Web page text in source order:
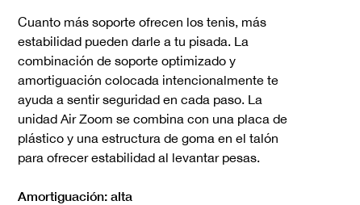
Cuanto más soporte ofrecen los tenis, más
estabilidad pueden darle a tu pisada. La
combinación de soporte optimizado y
amortiguación colocada intencionalmente te
ayuda a sentir seguridad en cada paso. La
unidad Air Zoom se combina con una placa de
plástico y una estructura de goma en el talón
para ofrecer estabilidad al levantar pesas.
Amortiguación: alta